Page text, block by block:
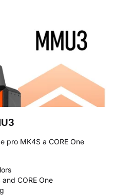
pro MK4S a CORE One
CORE One